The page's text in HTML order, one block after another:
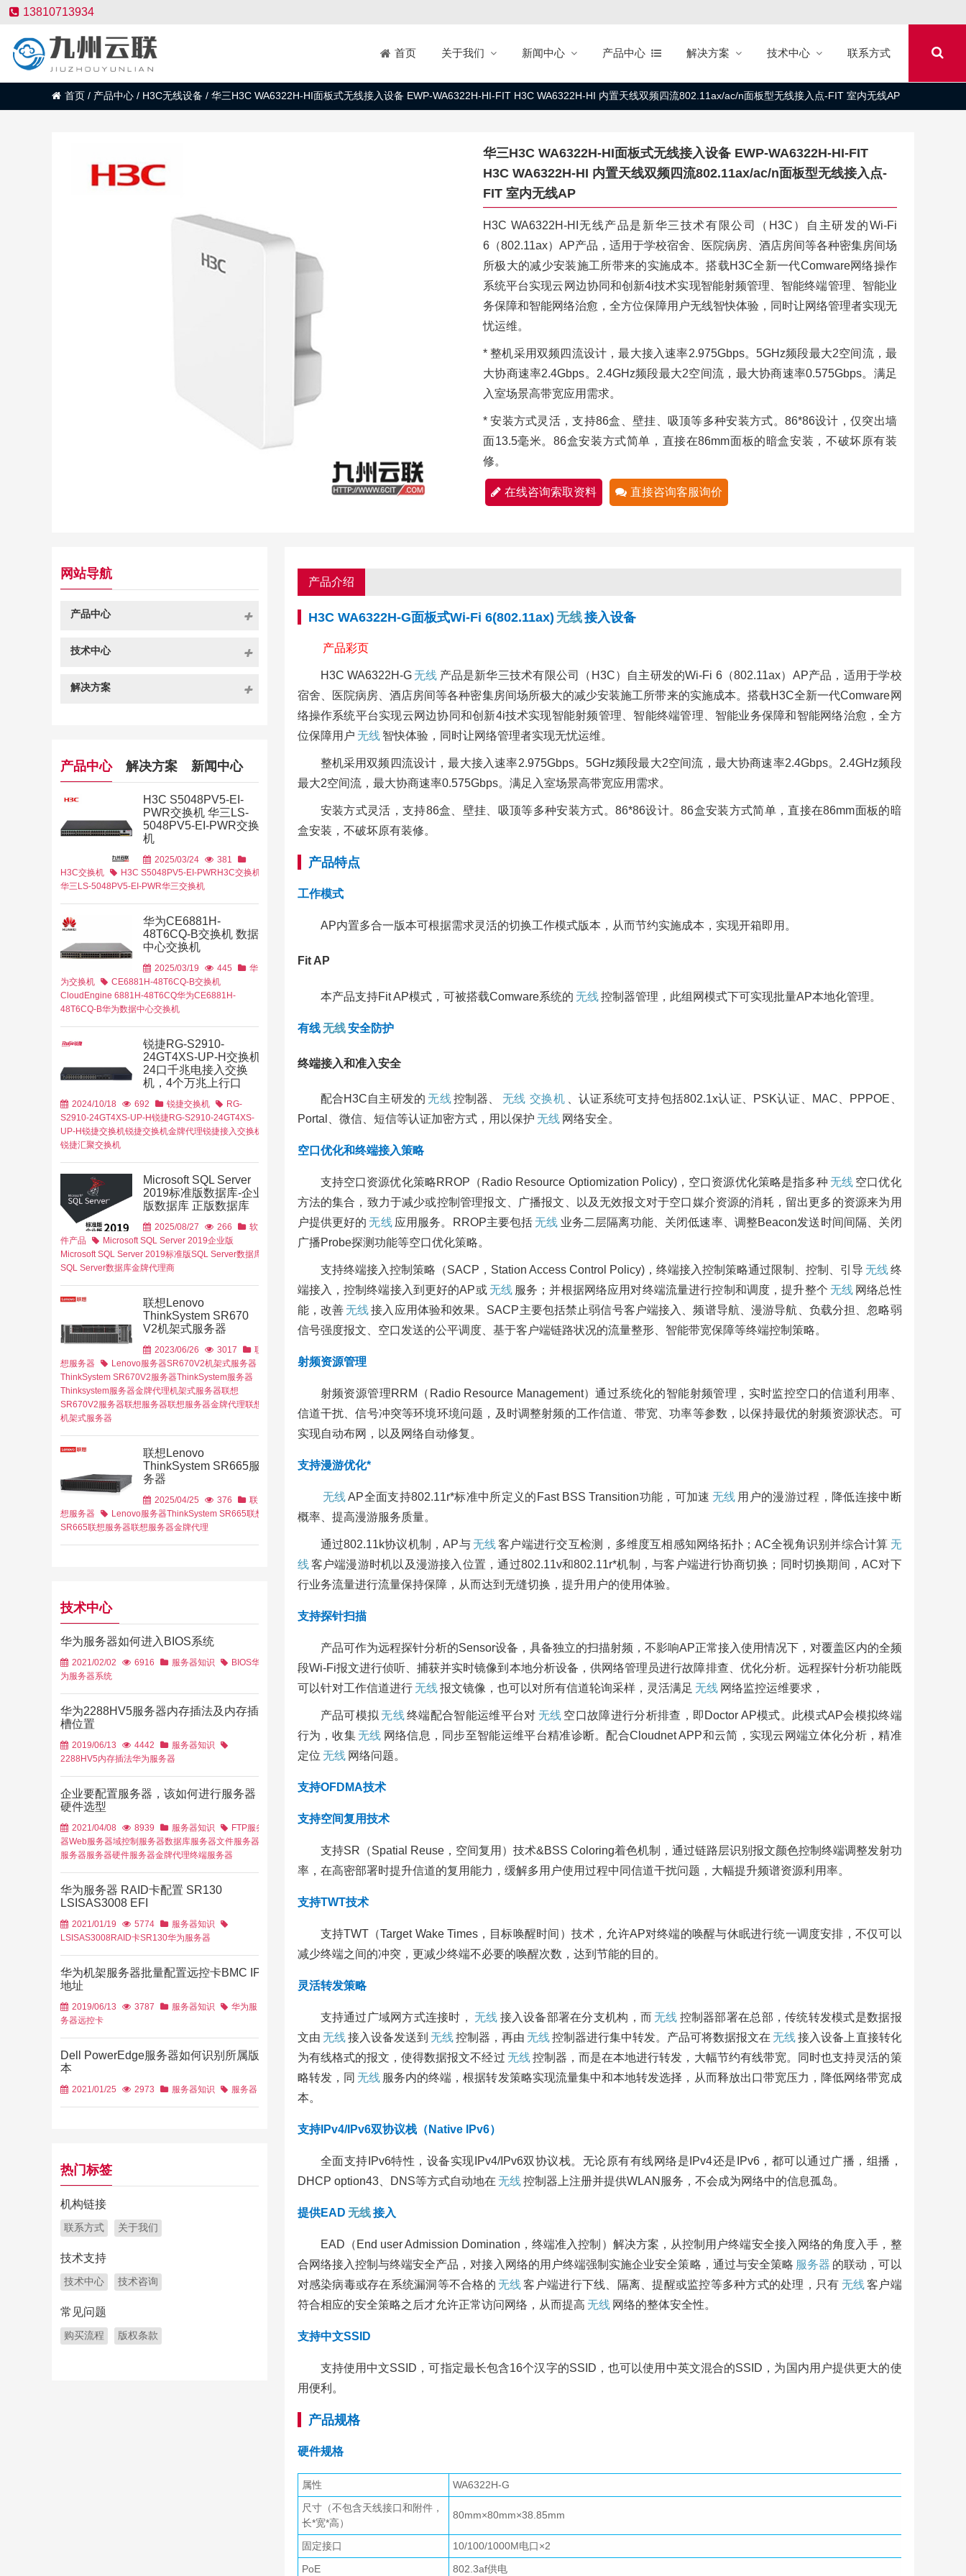
13810713934
首页 关于我们 新闻中心 产品中心 解决方案 技术中心 联系方式
首页 / 产品中心 / H3C无线设备 / 华三H3C WA6322H-HI面板式无线接入设备 EWP-WA6322H-HI-FIT H3C WA6322H-HI 内置天线双频四流802.11ax/ac/n面板型无线接入点-FIT 室内无线AP
华三H3C WA6322H-HI面板式无线接入设备 EWP-WA6322H-HI-FIT
H3C WA6322H-HI 内置天线双频四流802.11ax/ac/n面板型无线接入点-
FIT 室内无线AP
H3C WA6322H-HI无线产品是新华三技术有限公司（H3C）自主研发的Wi-Fi
6（802.11ax）AP产品，适用于学校宿舍、医院病房、酒店房间等各种密集房间场
所极大的减少安装施工所带来的实施成本。搭载H3C全新一代Comware网络操作
系统平台实现云网边协同和创新4i技术实现智能射频管理、智能终端管理、智能业
务保障和智能网络治愈，全方位保障用户无线智快体验，同时让网络管理者实现无
忧运维。
* 整机采用双频四流设计，最大接入速率2.975Gbps。5GHz频段最大2空间流，最
大协商速率2.4Gbps。2.4GHz频段最大2空间流，最大协商速率0.575Gbps。满足
入室场景高带宽应用需求。
* 安装方式灵活，支持86盒、壁挂、吸顶等多种安装方式。86*86设计，仅突出墙
面13.5毫米。86盒安装方式简单，直接在86mm面板的暗盒安装，不破坏原有装
修。
在线咨询索取资料 直接咨询客服询价
产品介绍
H3C WA6322H-G面板式Wi-Fi 6(802.11ax) 无线接入设备
产品彩页
H3C WA6322H-G无线 产品是新华三技术有限公司（H3C）自主研发的Wi-Fi 6（802.11ax）AP产品，适用于学校
宿舍、医院病房、酒店房间等各种密集房间场所极大的减少安装施工所带来的实施成本。搭载H3C全新一代Comware网
络操作系统平台实现云网边协同和创新4i技术实现智能射频管理、智能终端管理、智能业务保障和智能网络治愈，全方
位保障用户 无线 智快体验，同时让网络管理者实现无忧运维。
整机采用双频四流设计，最大接入速率2.975Gbps。5GHz频段最大2空间流，最大协商速率2.4Gbps。2.4GHz频段
最大2空间流，最大协商速率0.575Gbps。满足入室场景高带宽应用需求。
安装方式灵活，支持86盒、壁挂、吸顶等多种安装方式。86*86设计。86盒安装方式简单，直接在86mm面板的暗
盒安装，不破坏原有装修。
产品特点
工作模式
AP内置多合一版本可根据需求灵活的切换工作模式版本，从而节约实施成本，实现开箱即用。
Fit AP
本产品支持Fit AP模式，可被搭载Comware系统的 无线 控制器管理，此组网模式下可实现批量AP本地化管理。
有线 无线 安全防护
终端接入和准入安全
配合H3C自主研发的 无线控制器、 无线 交换机
、认证系统可支持包括802.1x认证、PSK认证、MAC、PPPOE、
Portal、微信、短信等认证加密方式，用以保护 无线 网络安全。
空口优化和终端接入策略
支持空口资源优化策略RROP（Radio Resource Optiomization Policy)，空口资源优化策略是指多种 无线 空口优化
方法的集合，致力于减少或控制管理报文、广播报文、以及无效报文对于空口媒介资源的消耗，留出更多的资源来为用
户提供更好的 无线 应用服务。RROP主要包括无线 业务二层隔离功能、关闭低速率、调整Beacon发送时间间隔、关闭
广播Probe探测功能等空口优化策略。
支持终端接入控制策略（SACP，Station Access Control Policy)，终端接入控制策略通过限制、控制、引导 无线 终
端接入，控制终端接入到更好的AP或无线 服务；并根据网络应用对终端流量进行控制和调度，提升整个 无线 网络总性
能，改善无线接入应用体验和效果。SACP主要包括禁止弱信号客户端接入、频谱导航、漫游导航、负载分担、忽略弱
信号强度报文、空口发送的公平调度、基于客户端链路状况的流量整形、智能带宽保障等终端控制策略。
射频资源管理
射频资源管理RRM（Radio Resource Management）通过系统化的智能射频管理，实时监控空口的信道利用率、
信道干扰、信号冲突等环境环境问题，及时调整射频的工作信道、带宽、功率等参数，以保持最优的射频资源状态。可
实现自动布网，以及网络自动修复。
支持漫游优化*
无线AP全面支持802.11r*标准中所定义的Fast BSS Transition功能，可加速 无线 用户的漫游过程，降低连接中断
概率、提高漫游服务质量。
通过802.11k协议机制，AP与无线客户端进行交互检测，多维度互相感知网络拓扑；AC全视角识别并综合计算 无
线客户端漫游时机以及漫游接入位置，通过802.11v和802.11r*机制，与客户端进行协商切换；同时切换期间，AC对下
行业务流量进行流量保持保障，从而达到无缝切换，提升用户的使用体验。
支持探针扫描
产品可作为远程探针分析的Sensor设备，具备独立的扫描射频，不影响AP正常接入使用情况下，对覆盖区内的全频
段Wi-Fi报文进行侦听、捕获并实时镜像到本地分析设备，供网络管理员进行故障排查、优化分析。远程探针分析功能既
可以针对工作信道进行 无线 报文镜像，也可以对所有信道轮询采样，灵活满足 无线 网络监控运维要求，
产品可模拟 无线终端配合智能运维平台对 无线 空口故障进行分析排查，即Doctor AP模式。此模式AP会模拟终端
行为，收集无线 网络信息，同步至智能运维平台精准诊断。配合Cloudnet APP和云简，实现云网端立体化分析，精准
定位 无线 网络问题。
支持OFDMA技术
支持空间复用技术
支持SR（Spatial Reuse，空间复用）技术&BSS Coloring着色机制，通过链路层识别报文颜色控制终端调整发射功
率，在高密部署时提升信道的复用能力，缓解多用户使用过程中同信道干扰问题，大幅提升频谱资源利用率。
支持TWT技术
支持TWT（Target Wake Times，目标唤醒时间）技术，允许AP对终端的唤醒与休眠进行统一调度安排，不仅可以
减少终端之间的冲突，更减少终端不必要的唤醒次数，达到节能的目的。
灵活转发策略
支持通过广域网方式连接时， 无线 接入设备部署在分支机构，而无线 控制器部署在总部，传统转发模式是数据报
文由 无线接入设备发送到 无线控制器，再由 无线控制器进行集中转发。产品可将数据报文在 无线 接入设备上直接转化
为有线格式的报文，使得数据报文不经过 无线控制器，而是在本地进行转发，大幅节约有线带宽。同时也支持灵活的策
略转发，同 无线 服务内的终端，根据转发策略实现流量集中和本地转发选择，从而释放出口带宽压力，降低网络带宽成
本。
支持IPv4/IPv6双协议栈（Native IPv6）
全面支持IPv6特性，设备实现IPv4/IPv6双协议栈。无论原有有线网络是IPv4还是IPv6，都可以通过广播，组播，
DHCP option43、DNS等方式自动地在 无线 控制器上注册并提供WLAN服务，不会成为网络中的信息孤岛。
提供EAD 无线 接入
EAD（End user Admission Domination，终端准入控制）解决方案，从控制用户终端安全接入网络的角度入手，整
合网络接入控制与终端安全产品，对接入网络的用户终端强制实施企业安全策略，通过与安全策略 服务器 的联动，可以
对感染病毒或存在系统漏洞等不合格的 无线 客户端进行下线、隔离、提醒或监控等多种方式的处理，只有 无线客户端
符合相应的安全策略之后才允许正常访问网络，从而提高 无线 网络的整体安全性。
支持中文SSID
支持使用中文SSID，可指定最长包含16个汉字的SSID，也可以使用中英文混合的SSID，为国内用户提供更大的使
用便利。
产品规格
硬件规格
属性
WA6322H-G
尺寸（不包含天线接口和附件，
长*宽*高）
80mm×80mm×38.85mm
固定接口
10/100/1000M电口×2
PoE
802.3af供电
网站导航
产品中心
技术中心
解决方案
产品中心 解决方案 新闻中心
H3C S5048PV5-EI-
PWR交换机 华三LS-
5048PV5-EI-PWR交换
机
2025/03/24
381
H3C交换机
H3C S5048PV5-EI-PWR H3C交换机
华三LS-5048PV5-EI-PWR华三交换机
华为CE6881H-
48T6CQ-B交换机 数据
中心交换机
2025/03/19 445
华
为交换机
CE6881H-48T6CQ-B交换机
CloudEngine 6881H-48T6CQ华为CE6881H-
48T6CQ-B华为数据中心交换机
锐捷RG-S2910-
24GT4XS-UP-H交换机
24口千兆电接入交换
机，4个万兆上行口
2024/10/18 692 锐捷交换机
RG-
S2910-24GT4XS-UP-H锐捷RG-S2910-24GT4XS-
UP-H锐捷交换机锐捷交换机金牌代理锐捷接入交换机
锐捷汇聚交换机
Microsoft SQL Server
2019标准版数据库-企业
版数据库 正版数据库
2025/08/27 266
软
件产品
Microsoft SQL Server 2019企业版
Microsoft SQL Server 2019标准版SQL Server数据库
SQL Server数据库金牌代理商
联想Lenovo
ThinkSystem SR670
V2机架式服务器
2023/06/26 3017
联
想服务器
Lenovo服务器SR670V2机架式服务器
ThinkSystem SR670V2服务器ThinkSystem服务器
Thinksystem服务器金牌代理机架式服务器联想
SR670V2服务器联想服务器联想服务器金牌代理联想
机架式服务器
联想Lenovo
ThinkSystem SR665服
务器
2025/04/25 376
联
想服务器
Lenovo服务器ThinkSystem SR665联想
SR665联想服务器联想服务器金牌代理
联网行业 教育行业 金融行业
方案
智慧城轨，“云”领未来
开启城轨云应用的新纪
2021/03/08
华为综ICT之智，构建
城镇化进程
交通华为华为服务器数字化转型
IT运维管理咨询服务
2021/01/20 3718
互
育行业 金融行业 IT运维
云管理平台解决方案
2021/01/20 2875
互
联网行业 其他行业 医疗行业
教
北京政务云——华为云
解决方案
2021/03/24 3227
政
府行业
华为云华为云服务器
用模型使用的华为泰山
戴尔Precision T7875：
图形工作站的实力担当
华为CE9860-4C-EI交换
华为泰山Taishan2280
服务器：国产算力标
杆，多场景适配+限时特
H3C S6850-56HF-G交
换机：数据中心的网络
利器
超云R3211服务器｜国
产海光2U机架式，信创
办公专用算力设备
2026/05/27 109
产
技术中心
华为服务器如何进入BIOS系统
2021/02/02 6916 服务器知识 BIOS华
为服务器系统
华为2288HV5服务器内存插法及内存插
槽位置
2019/06/13 4442
服务器知识
2288HV5内存插法华为服务器
企业要配置服务器，该如何进行服务器
硬件选型
2021/04/08 8939 服务器知识
FTP服务
器Web服务器域控制服务器数据库服务器文件服务器
服务器服务器硬件服务器金牌代理终端服务器
华为服务器 RAID卡配置 SR130
LSISAS3008 EFI
2021/01/19 5774
服务器知识
LSISAS3008RAID卡SR130华为服务器
华为机架服务器批量配置远控卡BMC IP
地址
2019/06/13 3787 服务器知识
华为服
务器远控卡
Dell PowerEdge服务器如何识别所属版
本
2021/01/25 2973 服务器知识 服务器
热门标签
机构链接
联系方式 关于我们
技术支持
技术中心 技术咨询
常见问题
购买流程 版权条款